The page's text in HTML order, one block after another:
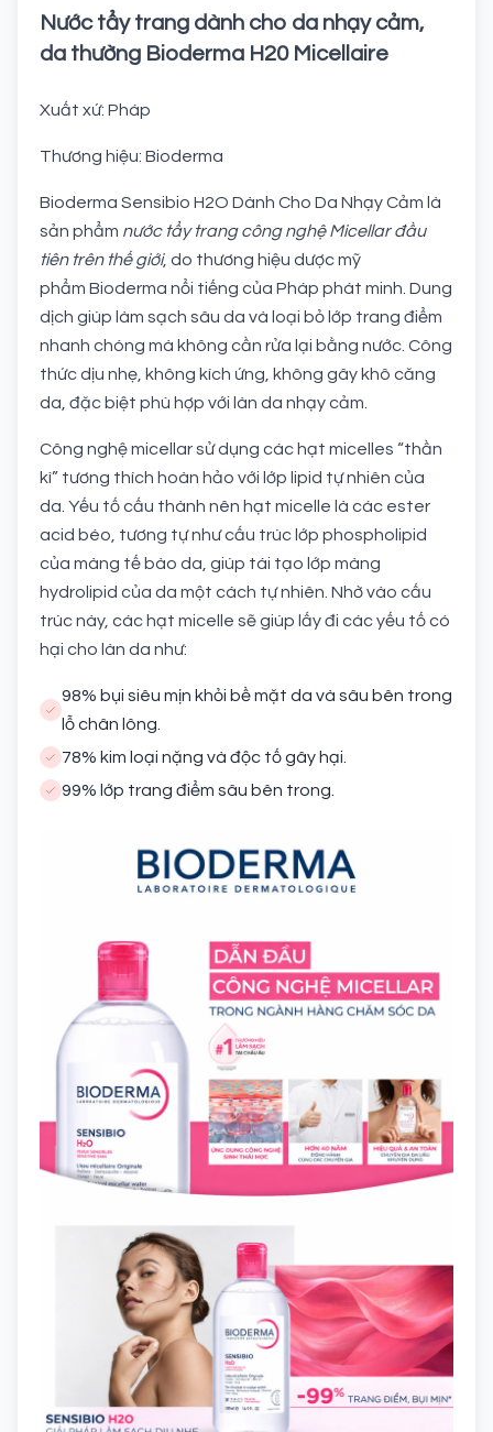
Nước tẩy trang dành cho da nhạy cảm,
da thường Bioderma H20 Micellaire
Xuất xứ: Pháp
Thương hiệu: Bioderma
Bioderma Sensibio H2O Dành Cho Da Nhạy Cảm là
sản phẩm nước tẩy trang công nghệ Micellar đầu
tiên trên thế giới, do thương hiệu dược mỹ
phẩm Bioderma nổi tiếng của Pháp phát minh. Dung
dịch giúp làm sạch sâu da và loại bỏ lớp trang điểm
nhanh chóng mà không cần rửa lại bằng nước. Công
thức dịu nhẹ, không kích ứng, không gây khô căng
da, đặc biệt phù hợp với làn da nhạy cảm.
Công nghệ micellar sử dụng các hạt micelles “thần
kì” tương thích hoàn hảo với lớp lipid tự nhiên của
da. Yếu tố cấu thành nên hạt micelle là các ester
acid béo, tương tự như cấu trúc lớp phospholipid
của màng tế bào da, giúp tái tạo lớp màng
hydrolipid của da một cách tự nhiên. Nhờ vào cấu
trúc này, các hạt micelle sẽ giúp lấy đi các yếu tố có
hại cho làn da như:
98% bụi siêu mịn khỏi bề mặt da và sâu bên trong
lỗ chân lông.
78% kim loại nặng và độc tố gây hại.
99% lớp trang điểm sâu bên trong.